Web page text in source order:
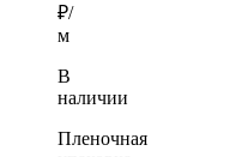
₽/
м
В
наличии
Пленочная